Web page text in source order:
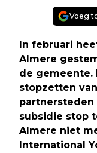
Voeg
In februari
Almere
de gemeente.
stopzetten
partnersteden
subsidie stop
Almere niet
International